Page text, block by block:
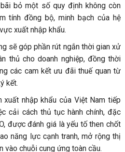
bỏ một số quy định không còn
tính đồng bộ, minh bạch của hệ
xuất nhập khẩu.
sẽ góp phần rút ngắn thời gian xử
thủ cho doanh nghiệp, đồng thời
các cam kết ưu đãi thuế quan từ
kết.
xuất nhập khẩu của Việt Nam tiếp
cải cách thủ tục hành chính, đặc
được đánh giá là yếu tố then chốt
năng lực cạnh tranh, mở rộng thị
vào chuỗi cung ứng toàn cầu.